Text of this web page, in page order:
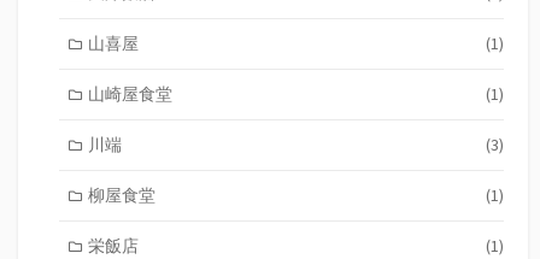
山喜屋 (1)
山崎屋食堂 (1)
川端 (3)
柳屋食堂 (1)
栄飯店 (1)